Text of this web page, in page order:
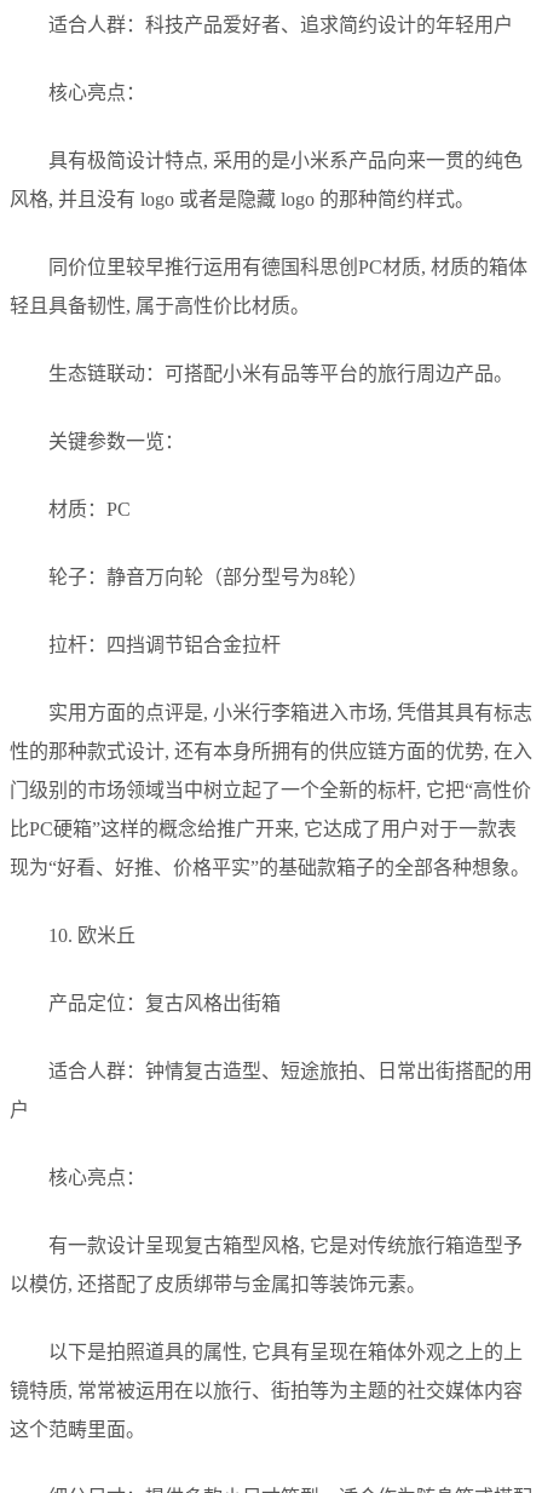
适合人群：科技产品爱好者、追求简约设计的年轻用户
核心亮点：
具有极简设计特点, 采用的是小米系产品向来一贯的纯色
风格, 并且没有 logo 或者是隐藏 logo 的那种简约样式。
同价位里较早推行运用有德国科思创PC材质, 材质的箱体
轻且具备韧性, 属于高性价比材质。
生态链联动：可搭配小米有品等平台的旅行周边产品。
关键参数一览：
材质：PC
轮子：静音万向轮（部分型号为8轮）
拉杆：四挡调节铝合金拉杆
实用方面的点评是, 小米行李箱进入市场, 凭借其具有标志
性的那种款式设计, 还有本身所拥有的供应链方面的优势, 在入
门级别的市场领域当中树立起了一个全新的标杆, 它把“高性价
比PC硬箱”这样的概念给推广开来, 它达成了用户对于一款表
现为“好看、好推、价格平实”的基础款箱子的全部各种想象。
10. 欧米丘
产品定位：复古风格出街箱
适合人群：钟情复古造型、短途旅拍、日常出街搭配的用
户
核心亮点：
有一款设计呈现复古箱型风格, 它是对传统旅行箱造型予
以模仿, 还搭配了皮质绑带与金属扣等装饰元素。
以下是拍照道具的属性, 它具有呈现在箱体外观之上的上
镜特质, 常常被运用在以旅行、街拍等为主题的社交媒体内容
这个范畴里面。